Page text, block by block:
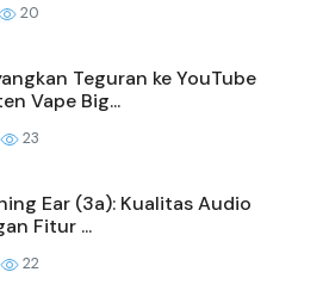
20
Teguran ke YouTube
Vape Big...
23
Ear (3a): Kualitas Audio
Fitur ...
22